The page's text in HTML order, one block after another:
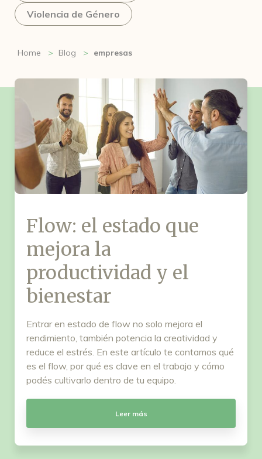
Violencia de Género
Home Blog empresas
Flow: el estado que
mejora la
productividad y el
bienestar
Entrar en estado de flow no solo mejora el
rendimiento, también potencia la creatividad y
reduce el estrés. En este artículo te contamos qué
es el flow, por qué es clave en el trabajo y cómo
podés cultivarlo dentro de tu equipo.
Leer más